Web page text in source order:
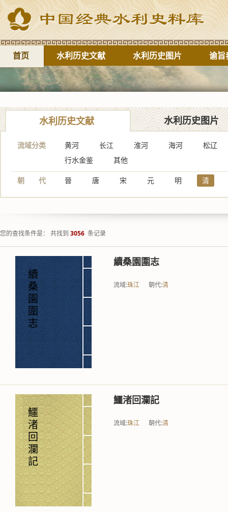
首页 水利历史文献 水利历史图片 谕旨
水利历史文献 水利历史图片
流域分类 黄河 长江 淮河 海河
松辽
行水金鉴
其他
朝 代 晉 唐 宋 元 明 清
您的查找条件是： 共找到 3056 条记录
續
桑
園
圍
志
續桑園圍志
流域:珠江 朝代:清
鱷
渚
回
瀾
記
鱷渚回瀾記
流域:珠江 朝代:清